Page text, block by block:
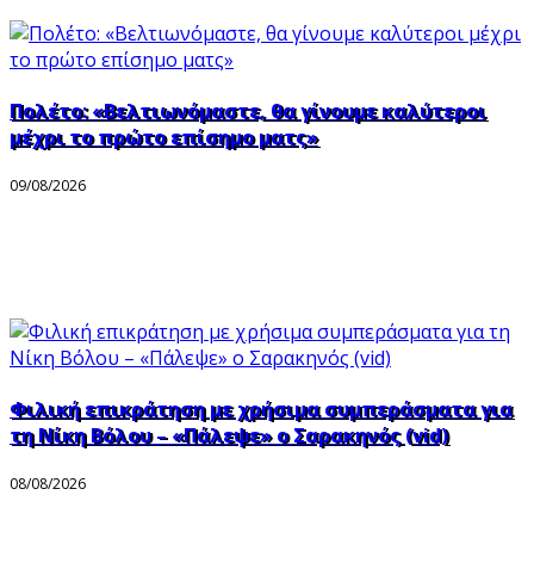
Πολέτο: «Βελτιωνόμαστε, θα γίνουμε καλύτεροι
μέχρι το πρώτο επίσημο ματς»
09/08/2026
Φιλική επικράτηση με χρήσιμα συμπεράσματα για
τη Νίκη Βόλου – «Πάλεψε» ο Σαρακηνός (vid)
08/08/2026